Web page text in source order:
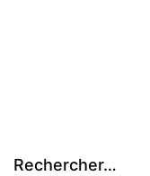
Rechercher…